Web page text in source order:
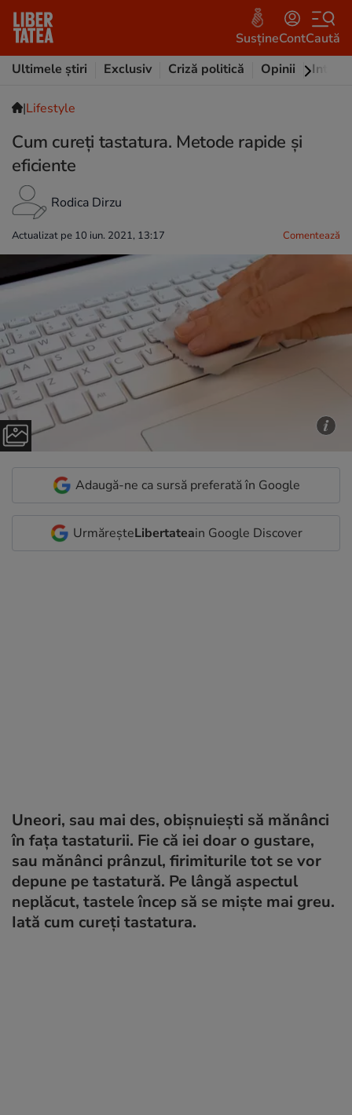
SusțineContCaută
Ultimele știri
Exclusiv Criză politică Opinii
|Lifestyle
Cum cureți tastatura. Metode rapide și
eficiente
Rodica Dirzu
Actualizat pe 10 iun. 2021, 13:17 Comentează
Adaugă-ne ca sursă preferată în Google
UrmăreșteLibertateain Google Discover
Uneori, sau mai des, obișnuiești să mănânci
în fața tastaturii. Fie că iei doar o gustare,
sau mănânci prânzul, firimiturile tot se vor
depune pe tastatură. Pe lângă aspectul
neplăcut, tastele încep să se miște mai greu.
Iată cum cureți tastatura.